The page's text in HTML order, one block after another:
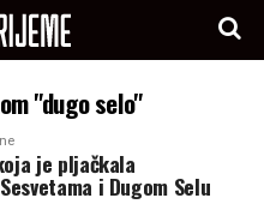
"dugo selo"
je pljačkala
i Dugom Selu